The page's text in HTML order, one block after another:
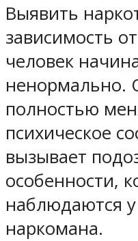
Выявить
зависимость
человек
ненормально.
полностью
психическое
вызывает
особенности,
наблюдаются у
наркомана.